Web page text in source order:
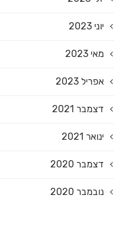
יוני 2023
מאי 2023
אפריל 2023
דצמבר 2021
ינואר 2021
דצמבר 2020
נובמבר 2020